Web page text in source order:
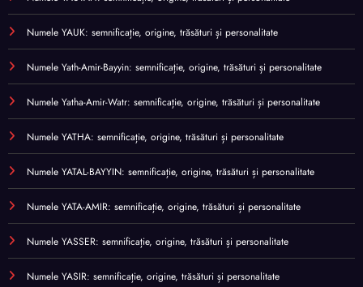
Numele YAUK: semnificație, origine, trăsături și personalitate
Numele Yath-Amir-Bayyin: semnificație, origine, trăsături și personalitate
Numele Yatha-Amir-Watr: semnificație, origine, trăsături și personalitate
Numele YATHA: semnificație, origine, trăsături și personalitate
Numele YATAL-BAYYIN: semnificație, origine, trăsături și personalitate
Numele YATA-AMIR: semnificație, origine, trăsături și personalitate
Numele YASSER: semnificație, origine, trăsături și personalitate
Numele YASIR: semnificație, origine, trăsături și personalitate